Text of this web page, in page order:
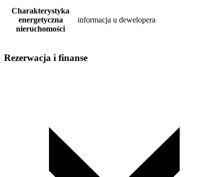
Charakterystyka
energetyczna
nieruchomości
informacja u dewelopera
Rezerwacja i finanse